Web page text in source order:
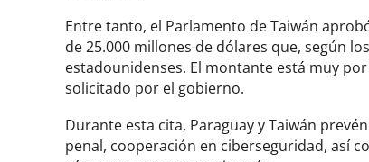
Entre tanto, el Parlamento de Taiwán
de 25.000 millones de dólares que, según
estadounidenses. El montante está muy
solicitado por el gobierno.
Durante esta cita, Paraguay y Taiwán
penal, cooperación en ciberseguridad, así